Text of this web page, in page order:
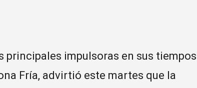
principales impulsoras en sus tiempos
Fría, advirtió este martes que la